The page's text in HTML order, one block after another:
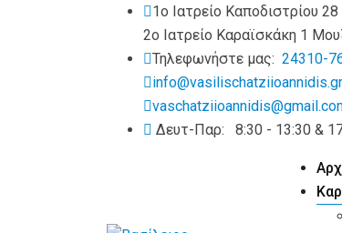
1ο Ιατρείο Καποδιστρίου
2ο Ιατρείο Καραϊσκάκη 1
Τηλεφωνήστε μας: 24310-
info@vasilischatziioannidis.gr
Δευτ-Παρ:
8:30 - 13:30 &